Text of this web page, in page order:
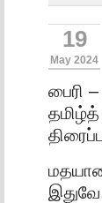
19
May 2024
பைரி